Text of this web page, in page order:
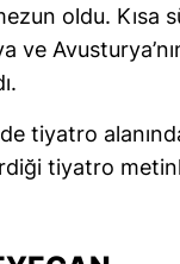
Malatya
Manisa
Kahramanmaraş
Mardin
oldu. Kısa
ve
tiyatro
tiyatro